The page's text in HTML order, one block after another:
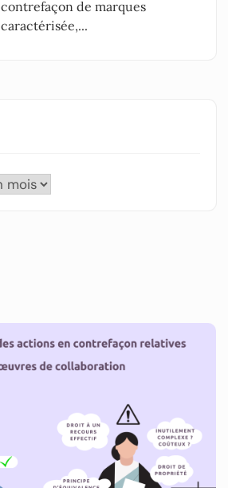
contrefaçon de marques
caractérisée,...